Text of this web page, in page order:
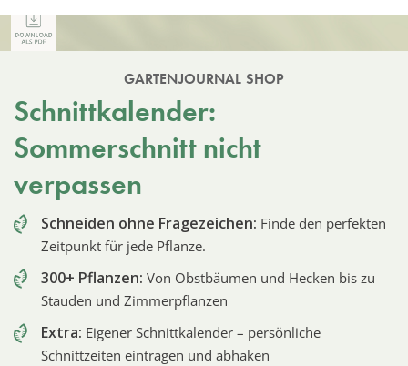
GARTENJOURNAL SHOP
Schnittkalender:
Sommerschnitt nicht
verpassen
Schneiden ohne Fragezeichen: Finde den perfekten
Zeitpunkt für jede Pflanze.
300+ Pflanzen: Von Obstbäumen und Hecken bis zu
Stauden und Zimmerpflanzen
Extra: Eigener Schnittkalender – persönliche
Schnittzeiten eintragen und abhaken